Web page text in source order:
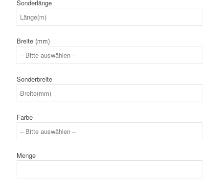
Sonderlänge
Breite (mm)
Sonderbreite
Farbe
Menge